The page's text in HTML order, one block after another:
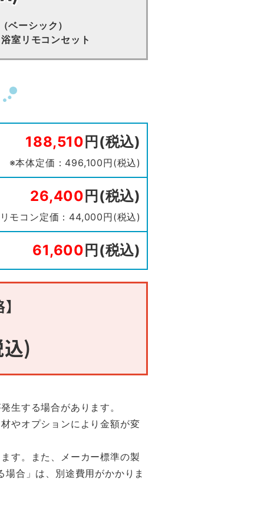
ベーシック）
室リモコンセット
188,510円(税込)
※本体定価：496,100円(税込)
26,400円(税込)
モコン定価：44,000円(税込)
61,600円(税込)
)
生する場合があります。
やオプションにより金額が変
す。また、メーカー標準の製
合」は、別途費用がかかりま